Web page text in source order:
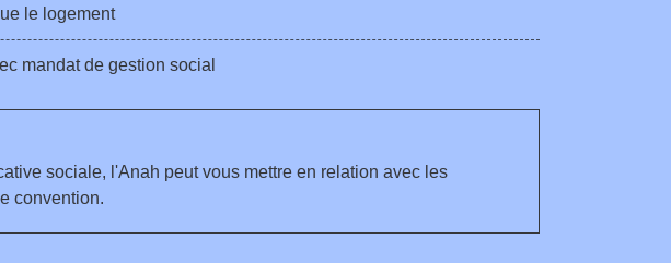
le logement
mandat de gestion social
sociale, l'Anah peut vous mettre en relation avec les
convention.